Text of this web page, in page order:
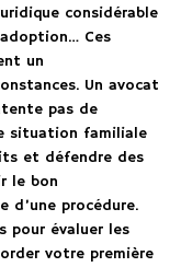
considérable
Ces
un
Un avocat
pas de
situation familiale
et défendre des
le bon
d’une procédure.
pour évaluer les
votre première